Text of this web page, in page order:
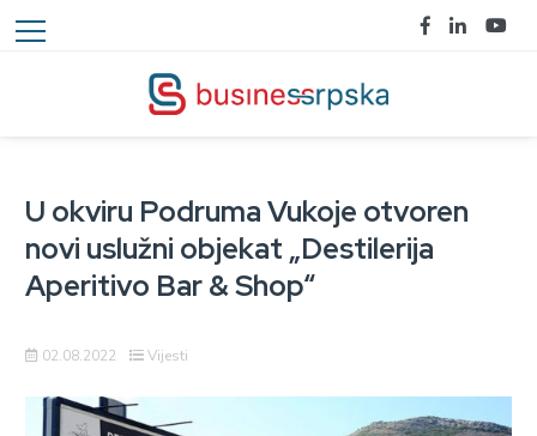
U okviru Podruma Vukoje otvoren
novi uslužni objekat „Destilerija
Aperitivo Bar & Shop“
02.08.2022 Vijesti